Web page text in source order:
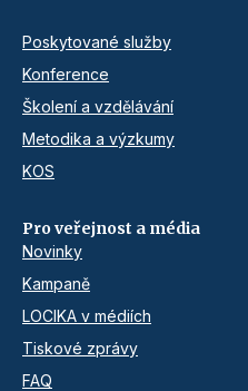
Poskytované služby
Konference
Školení a vzdělávání
Metodika a výzkumy
KOS
Pro veřejnost a média
Novinky
Kampaně
LOCIKA v médiích
Tiskové zprávy
FAQ